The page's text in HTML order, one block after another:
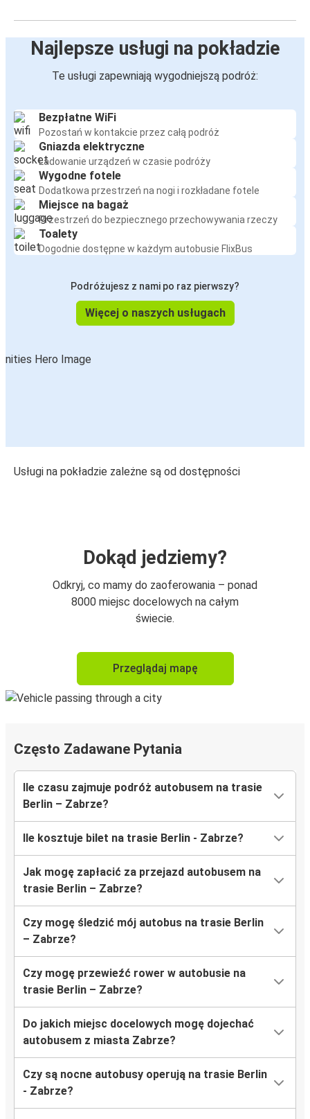
Najlepsze usługi na pokładzie
Te usługi zapewniają wygodniejszą podróż:
Bezpłatne WiFi
Pozostań w kontakcie przez całą podróż
Gniazda elektryczne
Ładowanie urządzeń w czasie podróży
Wygodne fotele
Dodatkowa przestrzeń na nogi i rozkładane fotele
Miejsce na bagaż
Przestrzeń do bezpiecznego przechowywania rzeczy
Toalety
Dogodnie dostępne w każdym autobusie FlixBus
Podróżujesz z nami po raz pierwszy?
Więcej o naszych usługach
Usługi na pokładzie zależne są od dostępności
Dokąd jedziemy?
Odkryj, co mamy do zaoferowania – ponad
8000 miejsc docelowych na całym
świecie.
Przeglądaj mapę
Często Zadawane Pytania
Ile czasu zajmuje podróż autobusem na trasie
Berlin – Zabrze?
Ile kosztuje bilet na trasie Berlin - Zabrze?
Jak mogę zapłacić za przejazd autobusem na
trasie Berlin – Zabrze?
Czy mogę śledzić mój autobus na trasie Berlin
– Zabrze?
Czy mogę przewieźć rower w autobusie na
trasie Berlin – Zabrze?
Do jakich miejsc docelowych mogę dojechać
autobusem z miasta Zabrze?
Czy są nocne autobusy operują na trasie Berlin
- Zabrze?